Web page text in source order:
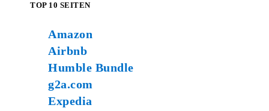
TOP 10 SEITEN
Amazon
Airbnb
Humble Bundle
g2a.com
Expedia